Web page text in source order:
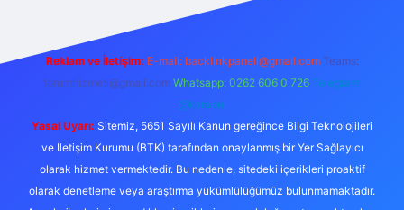
Reklam ve İletişim: E-mail: backlinkpaneli@gmail.com Teams:
forumhizmeti@gmail.com Whatsapp: 0262 606 0 726 Telegram:
@karabul
Yasal Uyarı: Sitemiz, 5651 Sayılı Kanun gereğince Bilgi Teknolojileri
ve İletişim Kurumu (BTK) tarafından onaylanmış bir Yer Sağlayıcı
olarak hizmet vermektedir. Bu nedenle, sitedeki içerikleri proaktif
olarak denetleme veya araştırma yükümlülüğümüz bulunmamaktadır.